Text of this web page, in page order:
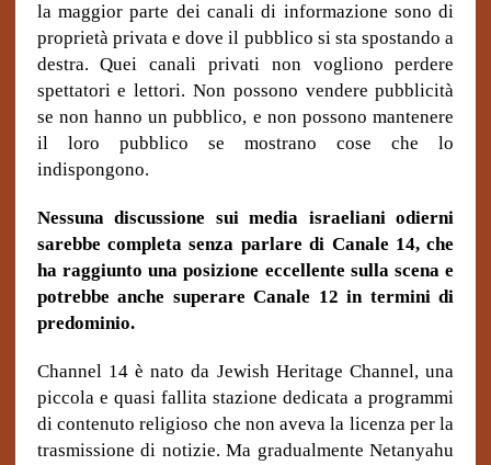
la maggior parte dei canali di informazione sono di
proprietà privata e dove il pubblico si sta spostando a
destra. Quei canali privati non vogliono perdere
spettatori e lettori. Non possono vendere pubblicità
se non hanno un pubblico, e non possono mantenere
il loro pubblico se mostrano cose che lo
indispongono.
Nessuna discussione sui media israeliani odierni
sarebbe completa senza parlare di Canale 14, che
ha raggiunto una posizione eccellente sulla scena e
potrebbe anche superare Canale 12 in termini di
predominio.
Channel 14 è nato da Jewish Heritage Channel, una
piccola e quasi fallita stazione dedicata a programmi
di contenuto religioso che non aveva la licenza per la
trasmissione di notizie. Ma gradualmente Netanyahu